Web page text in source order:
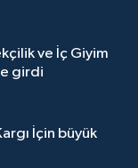
ve İç Giyim
girdi
büyük